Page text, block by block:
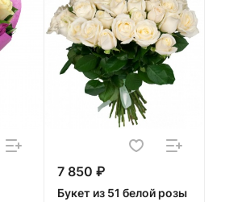
7 850 ₽
Букет из 51 белой розы